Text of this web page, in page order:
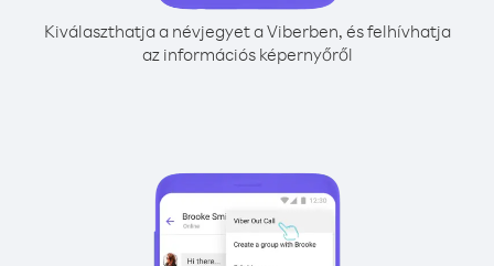
Kiválaszthatja a névjegyet a Viberben, és felhívhatja
az információs képernyőről